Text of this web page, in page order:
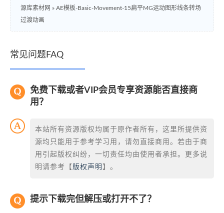
源库素材网 » AE模板-Basic-Movement-15扁平MG运动图形线条转场
过渡动画
常见问题FAQ
免费下载或者VIP会员专享资源能否直接商
用？
本站所有资源版权均属于原作者所有，这里所提供资
源均只能用于参考学习用，请勿直接商用。若由于商
用引起版权纠纷，一切责任均由使用者承担。更多说
明请参考【 版权声明 】。
提示下载完但解压或打开不了？